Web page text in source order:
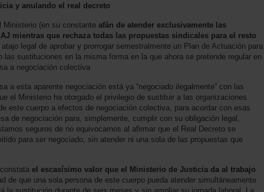
y anulando el real decreto
Ministerio (en su constante afán de atender exclusivamente las
mientras que rechaza todas las propuestas sindicales para el resto
legal de aprobar y prorrogar semestralmente un Plan de Actuación para
sustituciones en la misma forma en la que ahora se pretende regular en
a negociación colectiva
a esta aparente negociación está ya “negociado ilegalmente” con las
el Ministerio ha otorgado el privilegio de sustituir a las organizaciones
este cuerpo a efectos de negociación colectiva, para acordar con esas
de negociación para, simplemente, cumplir con su obligación legal,
seguros de no equivocarnos al afirmar que el Real Decreto se
para ser negociado, sin atender ni una sola de las propuestas que
el escasísimo valor que el Ministerio de Justicia da al trabajo
de que una sola persona de este cuerpo pueda atender simultáneamente